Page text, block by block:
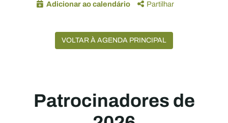
Adicionar ao calendário
Partilhar
VOLTAR À AGENDA PRINCIPAL
Patrocinadores de